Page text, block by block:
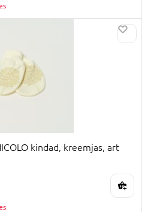
kindad, kreemjas, art